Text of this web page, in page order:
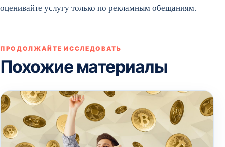
оценивайте услугу только по рекламным обещаниям.
ПРОДОЛЖАЙТЕ ИССЛЕДОВАТЬ
Похожие материалы